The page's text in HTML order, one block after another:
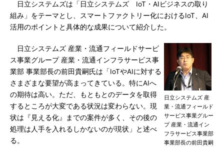
日立システムズは「日立システムズ IoT・AIビジネスの取り
組み」をテーマとし、スマートファクトリー化におけるIoT、AI
活用のポイントと具体的な成果について紹介した。
日立システムズ 産
業・流通フィールド
サービス事業グルー
プ 産業・流通イン
フラサービス事業部
事業部長の前田貴嗣
日立システムズ 産業・流通フィールドサービ
ス事業グループ 産業・流通インフラサービス事
業部 事業部長の前田貴嗣氏は「IoTやAIに対する
さまざまな要望が高まってきている。特にAIへ
の期待は高い。ただ、もともとのデータを取得
するところが大変である状況は変わらない。現
状は『見える化』までの案件が多く、その後の
処理は人手を入れるしかないのが現状」と述べ
る。